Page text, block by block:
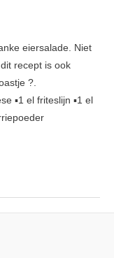
eiersalade. Niet
recept is ook
?.
▪️1 el friteslijn ▪️1 el